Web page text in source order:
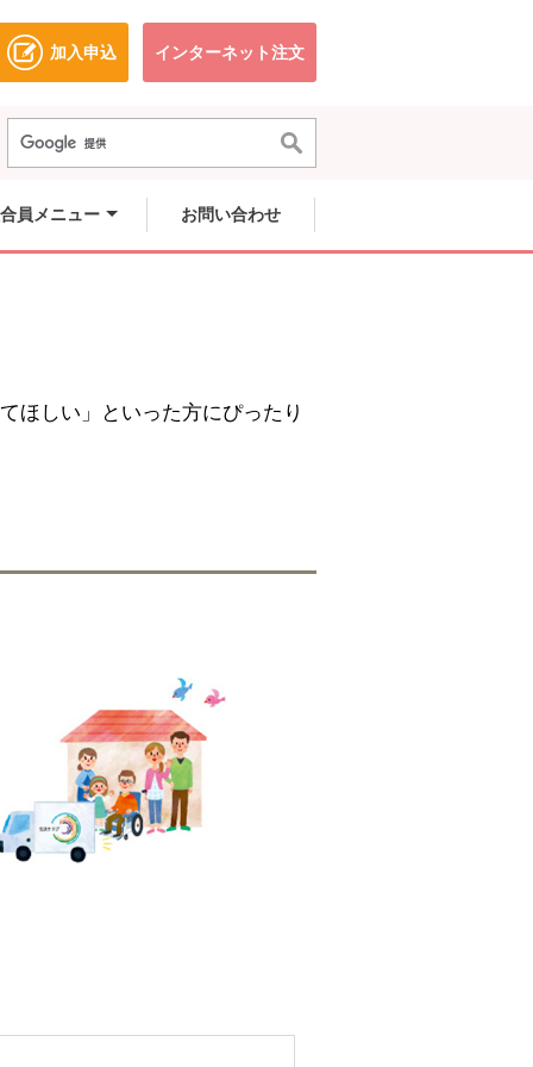
ウで開きます。
加入申込
別のウィンドウで開きます。
インターネット注文別のウィンドウで開きます。
員メニュー お問い合わせ
ほしい」といった方にぴったり